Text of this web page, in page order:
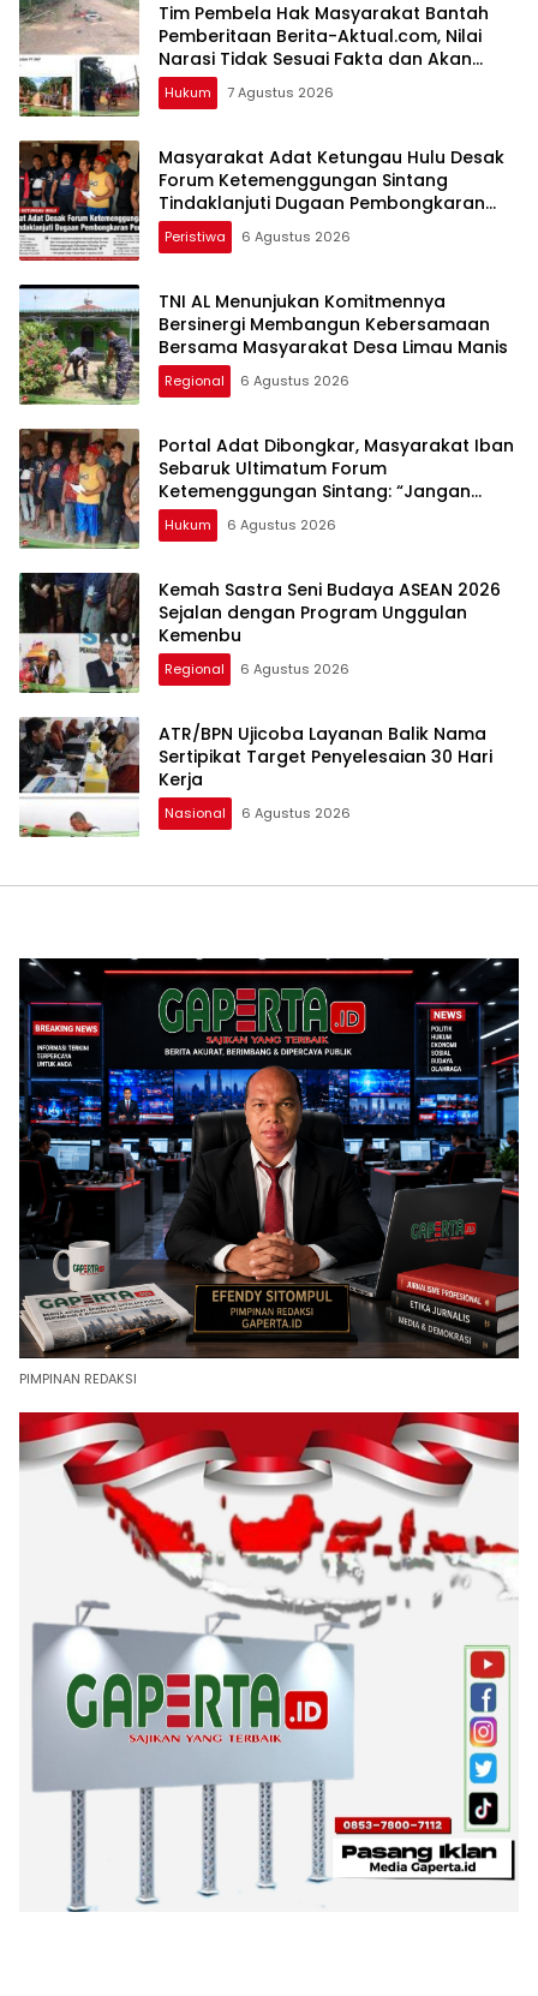
Tim Pembela Hak Masyarakat Bantah
Pemberitaan Berita-Aktual.com, Nilai
Narasi Tidak Sesuai Fakta dan Akan
Tempuh Jalur Dewan Pers
Hukum 7 Agustus 2026
Masyarakat Adat Ketungau Hulu Desak
Forum Ketemenggungan Sintang
Tindaklanjuti Dugaan Pembongkaran
Portal Adat
Peristiwa 6 Agustus 2026
TNI AL Menunjukan Komitmennya
Bersinergi Membangun Kebersamaan
Bersama Masyarakat Desa Limau Manis
Regional 6 Agustus 2026
Portal Adat Dibongkar, Masyarakat Iban
Sebaruk Ultimatum Forum
Ketemenggungan Sintang: “Jangan
Biarkan Hukum Adat Dilecehkan”
Hukum 6 Agustus 2026
Kemah Sastra Seni Budaya ASEAN 2026
Sejalan dengan Program Unggulan
Kemenbu
Regional 6 Agustus 2026
ATR/BPN Ujicoba Layanan Balik Nama
Sertipikat Target Penyelesaian 30 Hari
Kerja
Nasional 6 Agustus 2026
PIMPINAN REDAKSI